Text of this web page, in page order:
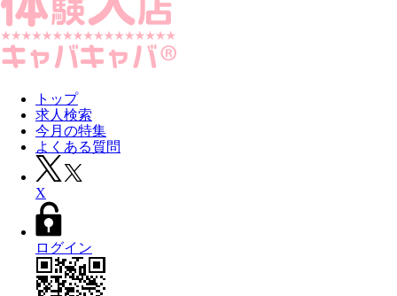
トップ
求人検索
今月の特集
よくある質問
X
ログイン